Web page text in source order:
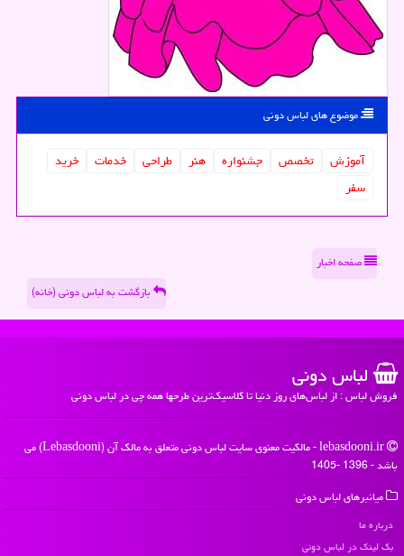
موضوع های لباس دونی
آموزش تخصص جشنواره هنر طراحی خدمات
خرید
سفر
صفحه اخبار
بازگشت به لباس دونی (خانه)
لباس دونی
فروش لباس : از لباس‌های روز دنیا تا کلاسیک‌ترین طرحها همه چی در لباس دونی
lebasdooni.ir - مالکیت معنوی سایت لباس دونی متعلق به مالک آن (Lebasdooni) می
باشد - 1396 -1405
میانبرهای لباس دونی
درباره ما
بک لینک در لباس دونی